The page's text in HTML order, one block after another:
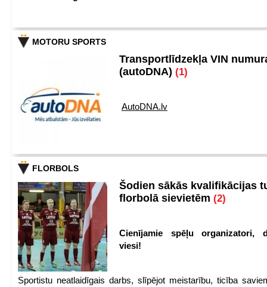
MOTORU SPORTS
Transportlīdzekļa VIN
(autoDNA) (1)
AutoDNA.lv
FLORBOLS
Šodien sākās kvalifikācijas
florbolā sievietēm (2)
Cienījamie spēļu organizatori,
viesi!
Sportistu neatlaidīgais darbs, slīpējot meistarību, ticība